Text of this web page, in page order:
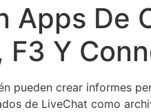
Apps De
F3 Y
pueden crear informes
de LiveChat como